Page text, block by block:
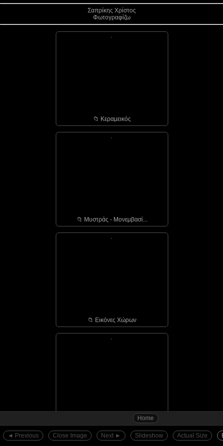
Home
◄︎ Previous Close Image Next ►︎ Slideshow Actual Size
Σαπρίκης Χρίστος
Φωτογραφίζω
📁︎ Κεραμεικός
📁︎ Μυστράς - Μονεμβασί...
📁︎ Εικόνες Χώρων
📁︎ Αγιάσος - οι πόρτε...